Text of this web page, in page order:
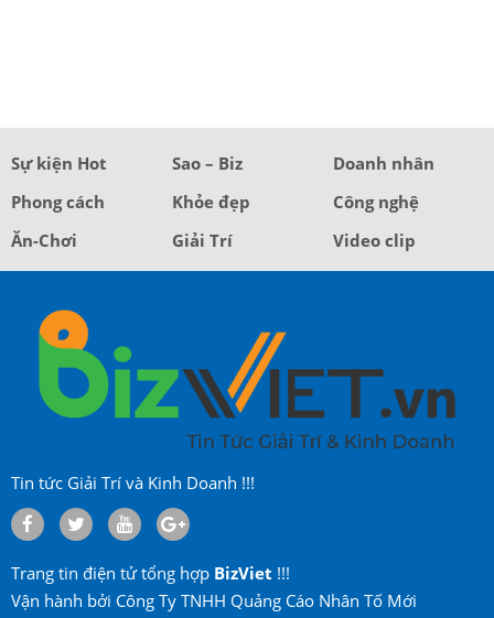
Sự kiện Hot Sao – Biz
Doanh nhân
Phong cách
Khỏe đẹp
Công nghệ
Ăn-Chơi
Giải Trí Video clip
Tin tức Giải Trí và Kinh Doanh !!!
Trang tin điện tử tổng hợp BizViet !!!
Vận hành bởi Công Ty TNHH Quảng Cáo Nhân Tố Mới